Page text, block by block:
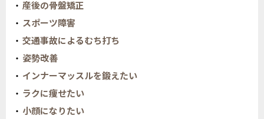
産後の骨盤矯正
スポーツ障害
交通事故によるむち打ち
姿勢改善
インナーマッスルを鍛えたい
ラクに痩せたい
小顔になりたい